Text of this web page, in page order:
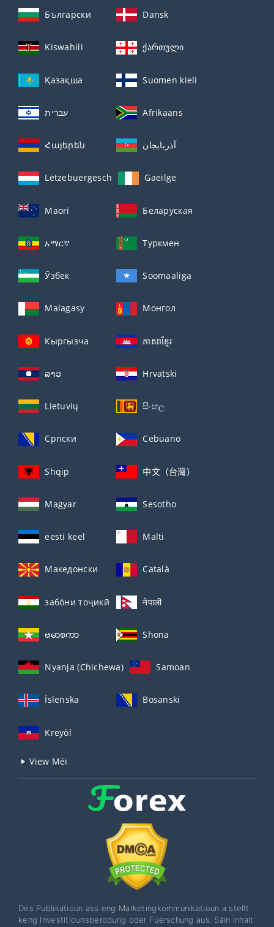
Български Dansk
Kiswahili ქართული
Қазақша Suomen kieli
עברית Afrikaans
Հայերեն آذربايجان
Lëtzebuergesch Gaeilge
Maori Беларуская
አማርኛ Туркмен
Ўзбек Soomaaliga
Malagasy Монгол
Кыргызча ភាសាខ្មែរ
ລາວ Hrvatski
Lietuvių සිංහල
Српски Cebuano
Shqip 中文（台灣）
Magyar Sesotho
eesti keel Malti
Македонски Català
забо́ни тоҷикӣ́ नेपाली
ဗမာစကာ Shona
Nyanja (Chichewa) Samoan
Íslenska Bosanski
Kreyòl
View Méi
Dës Publikatioun ass eng Marketingkommunikatioun a stellt
keng Investitiounsberodung oder Fuerschung aus. Säin Inhalt